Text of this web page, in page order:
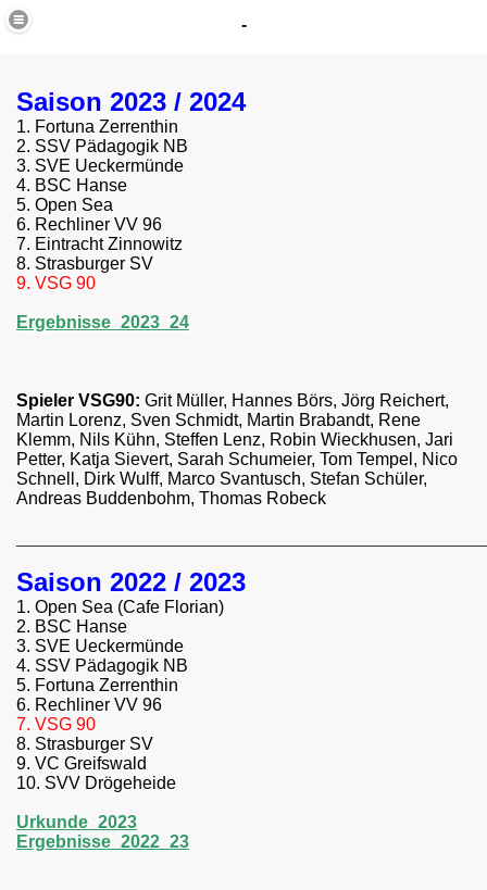
-
Saison 2023 / 2024
1. Fortuna Zerrenthin
2. SSV Pädagogik NB
3. SVE Ueckermünde
4. BSC Hanse
5. Open Sea
6. Rechliner VV 96
7. Eintracht Zinnowitz
8. Strasburger SV
9. VSG 90
Ergebnisse_2023_24
Spieler VSG90: Grit Müller, Hannes Börs, Jörg Reichert,
Martin Lorenz, Sven Schmidt, Martin Brabandt, Rene
Klemm, Nils Kühn, Steffen Lenz, Robin Wieckhusen, Jari
Petter, Katja Sievert, Sarah Schumeier, Tom Tempel, Nico
Schnell, Dirk Wulff, Marco Svantusch, Stefan Schüler,
Andreas Buddenbohm, Thomas Robeck
Saison 2022 / 2023
1. Open Sea (Cafe Florian)
2. BSC Hanse
3. SVE Ueckermünde
4. SSV Pädagogik NB
5. Fortuna Zerrenthin
6. Rechliner VV 96
7. VSG 90
8. Strasburger SV
9. VC Greifswald
10. SVV Drögeheide
Urkunde_2023
Ergebnisse_2022_23